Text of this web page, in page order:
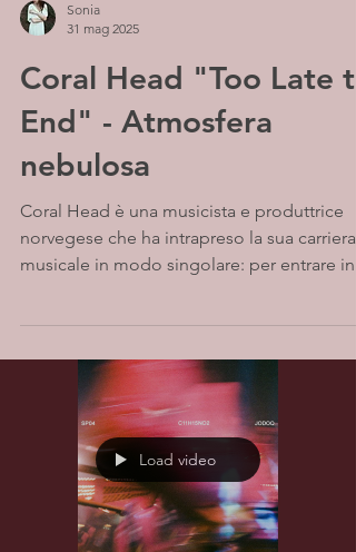
Sonia
31 mag 2025
Coral Head "Too Late to
End" - Atmosfera
nebulosa
Coral Head è una musicista e produttrice
norvegese che ha intrapreso la sua carriera
musicale in modo singolare: per entrare in
Load video